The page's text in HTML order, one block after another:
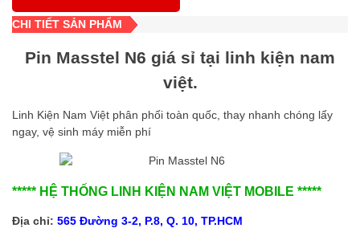
CHI TIẾT SẢN PHẨM
Pin Masstel N6 giá sỉ tại linh kiện nam
việt.
Linh Kiện Nam Việt phân phối toàn quốc, thay nhanh chóng lấy
ngay, vệ sinh máy miễn phí
***** HỆ THỐNG LINH KIỆN NAM VIỆT MOBILE *****
Địa chỉ: 565 Đường 3-2, P.8, Q. 10, TP.HCM